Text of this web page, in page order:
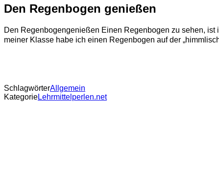
Den Regenbogen genießen
Den Regenbogengenießen Einen Regenbogen zu sehen,
meiner Klasse habe ich einen Regenbogen auf der
SchlagwörterAllgemein
KategorieLehrmittelperlen.net